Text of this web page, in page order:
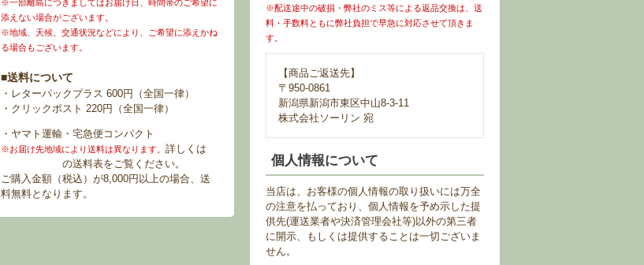
※一部離島につきましてはお届け日、時間帯のご希望に
添えない場合がございます。
※地域、天候、交通状況などにより、ご希望に添えかね
る場合もございます。
■送料について
・レターパックプラス 600円（全国一律）
・クリックポスト 220円（全国一律）
・ヤマト運輸・宅急便コンパクト
※お届け先地域により送料は異なります。詳しくは
買い物ガイドの送料表をご覧ください。
ご購入金額（税込）が8,000円以上の場合、送
料無料となります。
※配送途中の破損・弊社のミス等による返品交換は、送
料・手数料ともに弊社負担で早急に対応させて頂きま
す。
【商品ご返送先】
〒950-0861
新潟県新潟市東区中山8-3-11
株式会社ソーリン 宛
個人情報について
当店は、お客様の個人情報の取り扱いには万全
の注意を払っており、個人情報を予め示した提
供先(運送業者や決済管理会社等)以外の第三者
に開示、もしくは提供することは一切ございま
せん。